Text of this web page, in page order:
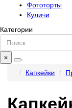
Фототорты
Куличи
Категории
×
Капкейки